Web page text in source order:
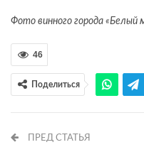
Фото винного города «Белый
46
Поделиться
ПРЕД СТАТЬЯ